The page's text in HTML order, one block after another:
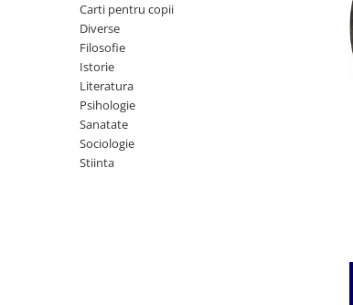
Carti pentru copii
Diverse
Filosofie
Istorie
Literatura
Psihologie
Sanatate
Sociologie
Stiinta